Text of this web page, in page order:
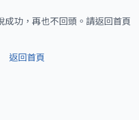
成功，再也不回頭。請返回首頁
返回首頁